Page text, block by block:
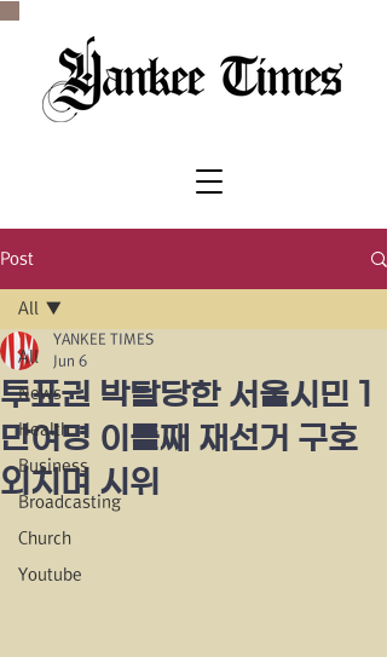
Post
All
News
Health
Business
Broadcasting
Church
Youtube
All
투표권 박탈당한 서울시민 1
만여명 이틀째 재선거 구호
외치며 시위
YANKEE TIMES
Jun 6